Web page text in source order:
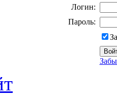
Логин:
Пароль: